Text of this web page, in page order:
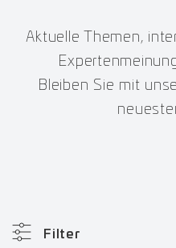
Aktuelle Themen,
Bleiben Sie mit
Filter